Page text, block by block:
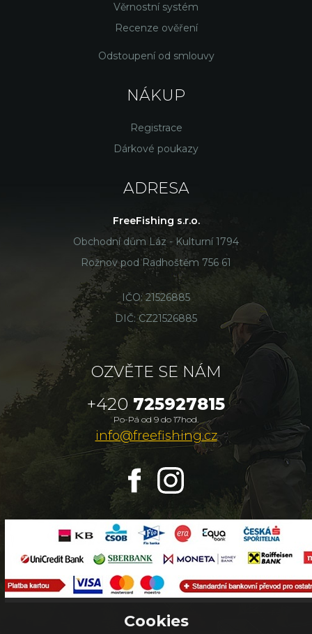
Věrnostní systém
Recenze ověření
Odstoupení od smlouvy
NÁKUP
Registrace
Dárkové poukazy
ADRESA
FreeFishing s.r.o.
Obchodní dům Láz - Kulturní 1794
Rožnov pod Radhoštěm 756 61
IČO: 21526885
DIČ: CZ21526885
OZVĚTE SE NÁM
+420 725927815
Po-Pá od 9 do 17hod.
info@freefishing.cz
Cookies